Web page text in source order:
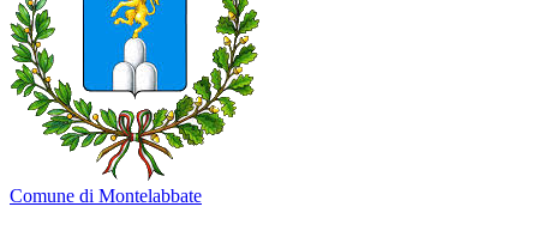
Comune di Montelabbate